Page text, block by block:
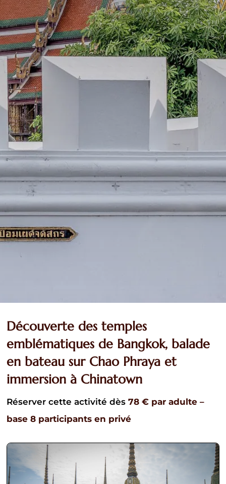
Découverte des temples
emblématiques de Bangkok, balade
en bateau sur Chao Phraya et
immersion à Chinatown
Réserver cette activité dès78 € par adulte –
base 8 participants en privé